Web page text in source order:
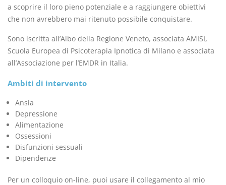
a scoprire il loro pieno potenziale e a raggiungere obiettivi
che non avrebbero mai ritenuto possibile conquistare.
Sono iscritta all’Albo della Regione Veneto, associata AMISI,
Scuola Europea di Psicoterapia Ipnotica di Milano e associata
all’Associazione per l’EMDR in Italia.
Ambiti di intervento
Ansia
Depressione
Alimentazione
Ossessioni
Disfunzioni sessuali
Dipendenze
Per un colloquio on-line, puoi usare il collegamento al mio